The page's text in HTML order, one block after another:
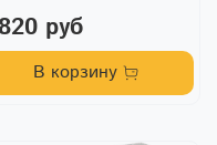
руб
В корзину